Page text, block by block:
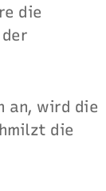
die
an, wird die
die